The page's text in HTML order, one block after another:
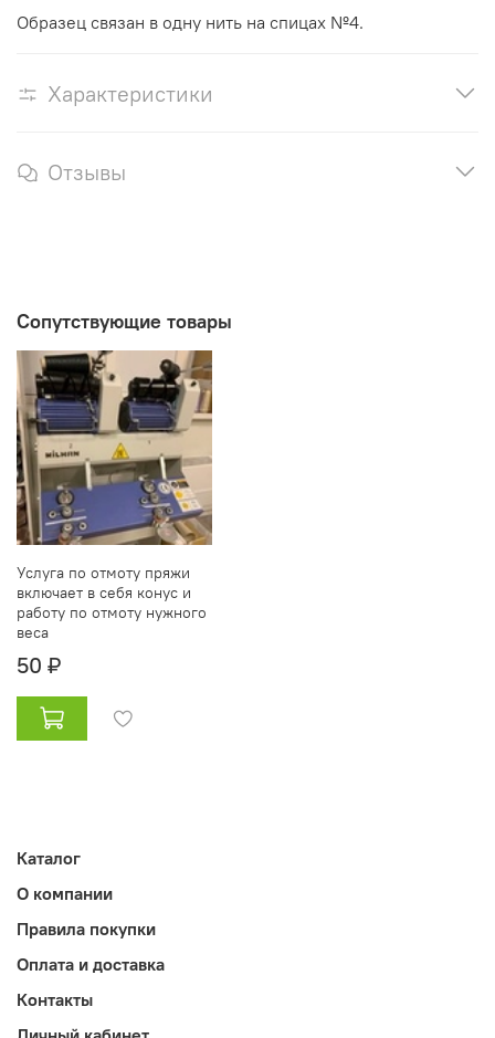
Образец связан в одну нить на спицах №4.
Характеристики
Отзывы
Сопутствующие товары
Услуга по отмоту пряжи
включает в себя конус и
работу по отмоту нужного
веса
50 ₽
Каталог
О компании
Правила покупки
Оплата и доставка
Контакты